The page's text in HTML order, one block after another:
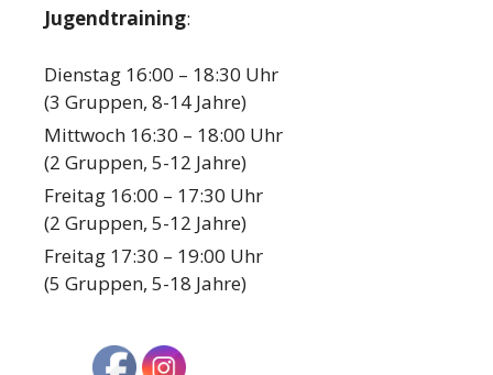
Jugendtraining:
Dienstag 16:00 – 18:30 Uhr
(3 Gruppen, 8-14 Jahre)
Mittwoch 16:30 – 18:00 Uhr
(2 Gruppen, 5-12 Jahre)
Freitag 16:00 – 17:30 Uhr
(2 Gruppen, 5-12 Jahre)
Freitag 17:30 – 19:00 Uhr
(5 Gruppen, 5-18 Jahre)